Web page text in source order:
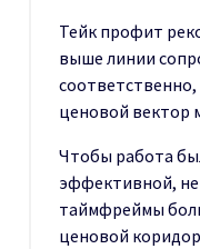
Тейк профит
выше линии
ценовой вектор
Чтобы работа
эффективной,
таймфреймы
ценовой